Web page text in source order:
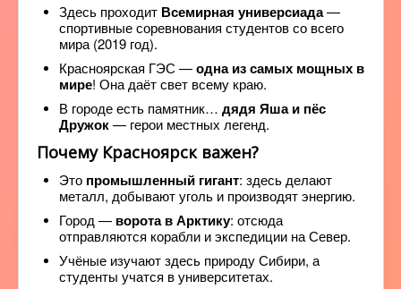
Здесь проходит Всемирная универсиада—
спортивные соревнования студентов со всего
мира (2019 год).
Красноярская ГЭС —одна из самых мощных в
мире! Она даёт свет всему краю.
В городе есть памятник… дядя Яша и пёс
Дружок— герои местных легенд.
Почему Красноярск важен?
Это промышленный гигант: здесь делают
металл, добывают уголь и производят энергию.
Город — ворота в Арктику: отсюда
отправляются корабли и экспедиции на Север.
Учёные изучают здесь природу Сибири, а
студенты учатся в университетах.